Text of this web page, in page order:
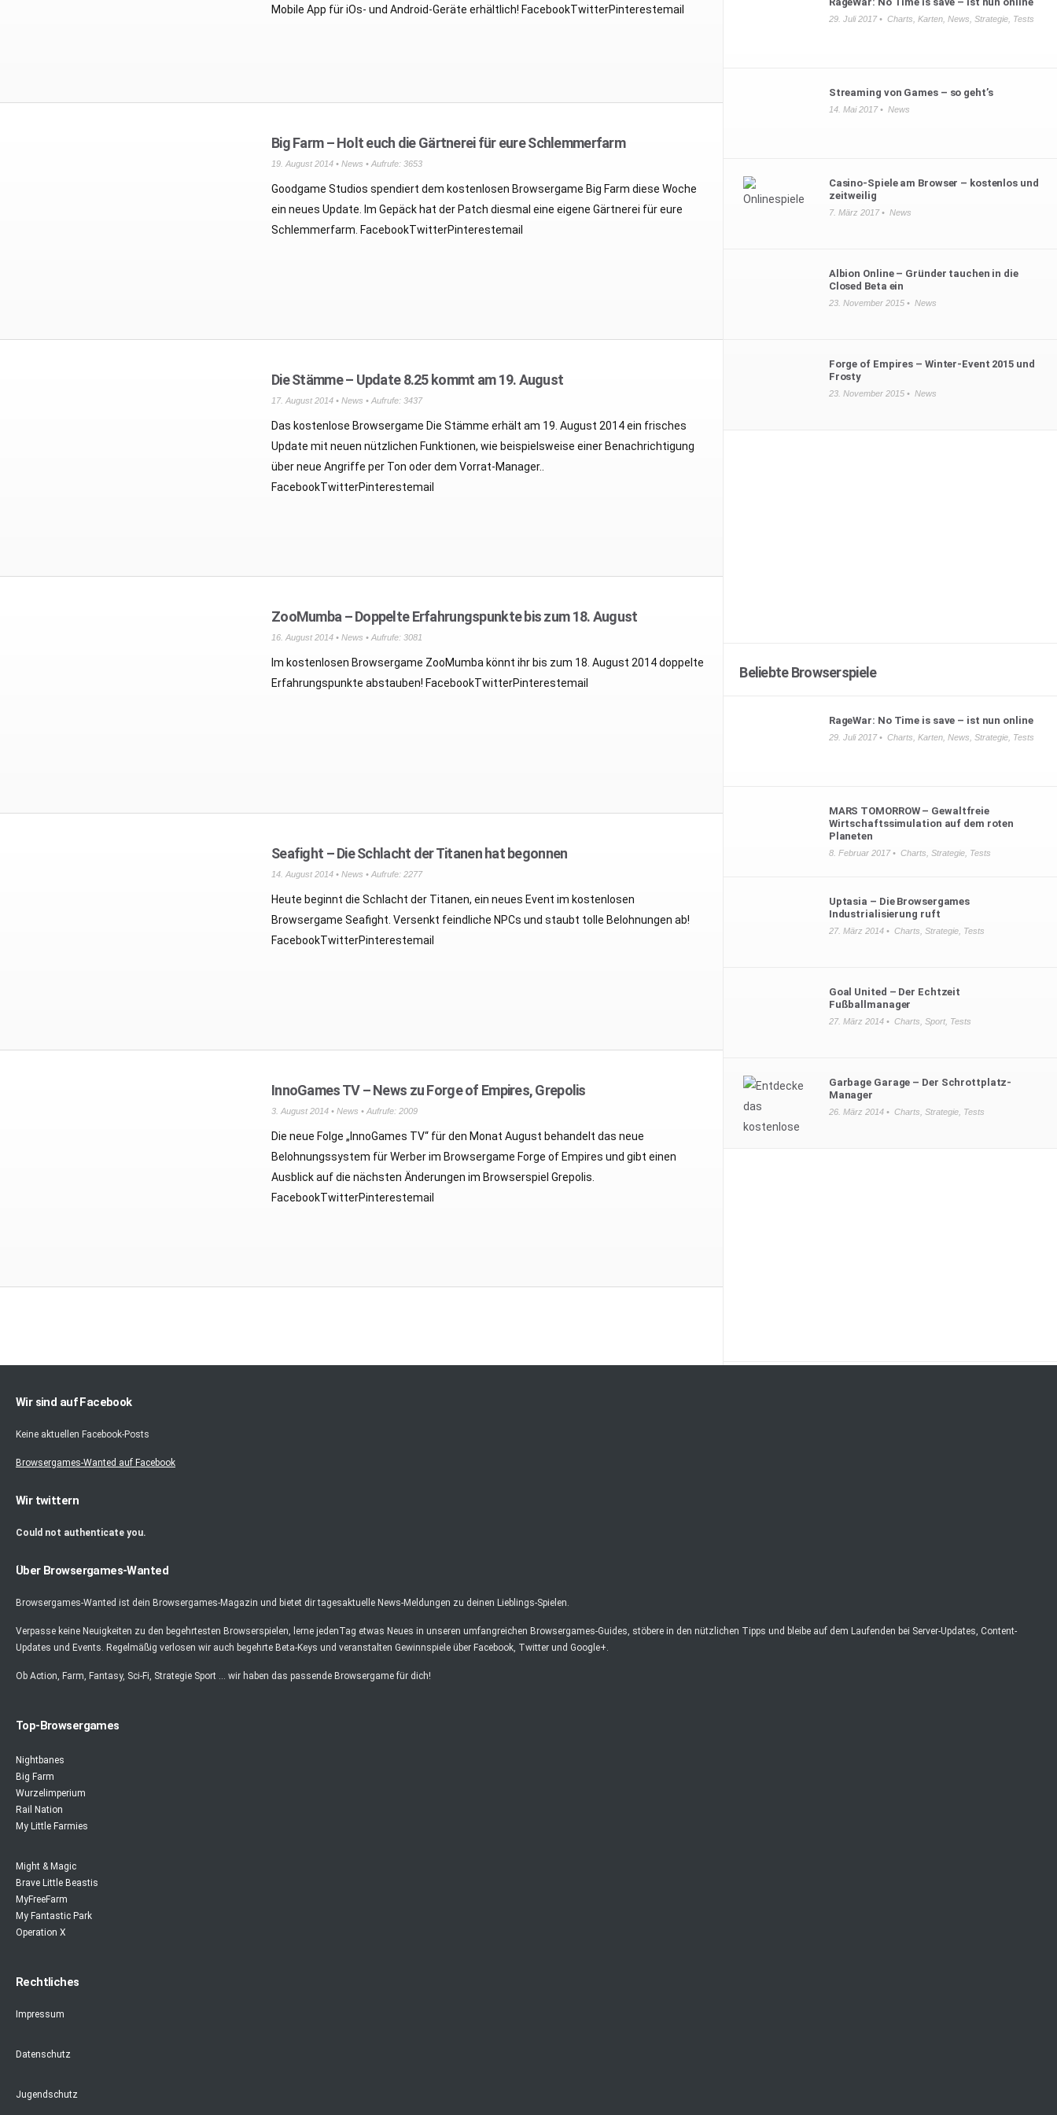
Mobile App für iOs- und Android-Geräte erhältlich! FacebookTwitterPinterestemail
Big Farm – Holt euch die Gärtnerei für eure Schlemmerfarm
19. August 2014 • News • Aufrufe: 3653
Goodgame Studios spendiert dem kostenlosen Browsergame Big Farm diese Woche
ein neues Update. Im Gepäck hat der Patch diesmal eine eigene Gärtnerei für eure
Schlemmerfarm. FacebookTwitterPinterestemail
Die Stämme – Update 8.25 kommt am 19. August
17. August 2014 • News • Aufrufe: 3437
Das kostenlose Browsergame Die Stämme erhält am 19. August 2014 ein frisches
Update mit neuen nützlichen Funktionen, wie beispielsweise einer Benachrichtigung
über neue Angriffe per Ton oder dem Vorrat-Manager..
FacebookTwitterPinterestemail
ZooMumba – Doppelte Erfahrungspunkte bis zum 18. August
16. August 2014 • News • Aufrufe: 3081
Im kostenlosen Browsergame ZooMumba könnt ihr bis zum 18. August 2014 doppelte
Erfahrungspunkte abstauben! FacebookTwitterPinterestemail
Seafight – Die Schlacht der Titanen hat begonnen
14. August 2014 • News • Aufrufe: 2277
Heute beginnt die Schlacht der Titanen, ein neues Event im kostenlosen
Browsergame Seafight. Versenkt feindliche NPCs und staubt tolle Belohnungen ab!
FacebookTwitterPinterestemail
InnoGames TV – News zu Forge of Empires, Grepolis
3. August 2014 • News • Aufrufe: 2009
Die neue Folge „InnoGames TV“ für den Monat August behandelt das neue
Belohnungssystem für Werber im Browsergame Forge of Empires und gibt einen
Ausblick auf die nächsten Änderungen im Browserspiel Grepolis.
FacebookTwitterPinterestemail
29. Juli 2017 • Charts Karten, News Strategie, Tests
Streaming von Games – so geht’s
14. Mai 2017 • News
Casino-Spiele am Browser – kostenlos und
zeitweilig
7. März 2017 • News
Albion Online – Gründer tauchen in die
Closed Beta ein
23. November 2015 • News
Forge of Empires – Winter-Event 2015 und
Frosty
23. November 2015 • News
Beliebte Browserspiele
RageWar: No Time is save – ist nun online
29. Juli 2017 • Charts Karten, News Strategie, Tests
MARS TOMORROW – Gewaltfreie
Wirtschaftssimulation auf dem roten
Planeten
8. Februar 2017 • Charts Strategie, Tests
Uptasia – Die Browsergames
Industrialisierung ruft
27. März 2014 • Charts Strategie, Tests
Goal United – Der Echtzeit
Fußballmanager
27. März 2014 • Charts Sport, Tests
Garbage Garage – Der Schrottplatz-
Manager
26. März 2014 • Charts Strategie, Tests
Wir sind auf Facebook
Keine aktuellen Facebook-Posts
Browsergames-Wanted auf Facebook
Wir twittern
Could not authenticate you.
Über Browsergames-Wanted
Browsergames-Wanted ist dein Browsergames-Magazin und bietet dir tagesaktuelle News-Meldungen zu deinen Lieblings-Spielen.
Verpasse keine Neuigkeiten zu den begehrtesten Browserspielen, lerne jedenTag etwas Neues in unseren umfangreichen Browsergames-Guides, stöbere in den nützlichen Tipps und bleibe auf dem Laufenden bei Server-Updates, Content-
Updates und Events. Regelmäßig verlosen wir auch begehrte Beta-Keys und veranstalten Gewinnspiele über Facebook, Twitter und Google+.
Ob Action, Farm, Fantasy, Sci-Fi, Strategie Sport ... wir haben das passende Browsergame für dich!
Top-Browsergames
Nightbanes
Big Farm
Wurzelimperium
Rail Nation
My Little Farmies
Might & Magic
Brave Little Beastis
MyFreeFarm
My Fantastic Park
Operation X
Rechtliches
Impressum
Datenschutz
Jugendschutz